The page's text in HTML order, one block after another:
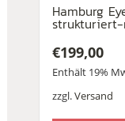
Hamburg
€199,00
Enthält 19%
zzgl.Versand